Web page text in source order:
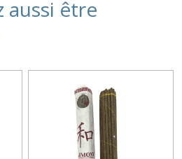
aussi être